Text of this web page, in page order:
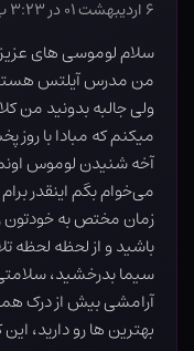
۶ اردیبهشت ۰۱ در ۳:۲۳ ب٫ظ
سلام لوموسی های
من مدرس آیلتس هستم
ولی جالبه بدونید من
میکنم که مبادا با
آخه شنیدن لوموس
می‌خوام بگم اینقدر
زمان مختص به خودتون
باشید و از لحظه لحظه
سیما بدرخشید،
آرامشی بیش از درک
بهترین ها رو دارید،